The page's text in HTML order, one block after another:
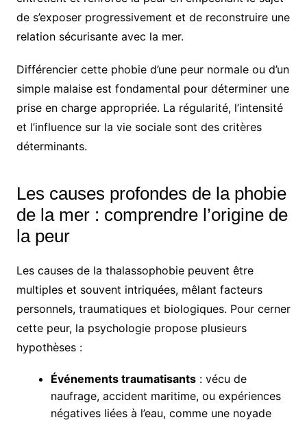
de s’exposer progressivement et de reconstruire une
relation sécurisante avec la mer.
Différencier cette phobie d’une peur normale ou d’un
simple malaise est fondamental pour déterminer une
prise en charge appropriée. La régularité, l’intensité
et l’influence sur la vie sociale sont des critères
déterminants.
Les causes profondes de la phobie
de la mer : comprendre l’origine de
la peur
Les causes de la thalassophobie peuvent être
multiples et souvent intriquées, mêlant facteurs
personnels, traumatiques et biologiques. Pour cerner
cette peur, la psychologie propose plusieurs
hypothèses :
Événements traumatisants: vécu de
naufrage, accident maritime, ou expériences
négatives liées à l’eau, comme une noyade